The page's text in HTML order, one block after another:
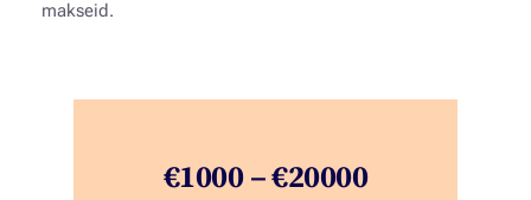
makseid.
€1000 – €20000